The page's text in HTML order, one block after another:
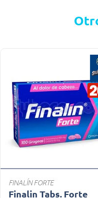
FINALÍN FORTE
Finalin Tabs. Forte